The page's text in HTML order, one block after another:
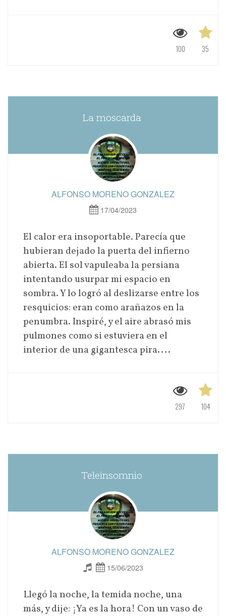
35
100
La moscarda
ALFONSO MORENO GONZALEZ
17/04/2023
El calor era insoportable. Parecía que
hubieran dejado la puerta del infierno
abierta. El sol vapuleaba la persiana
intentando usurpar mi espacio en
sombra. Y lo logró al deslizarse entre los
resquicios: eran como arañazos en la
penumbra. Inspiré, y el aire abrasó mis
pulmones como si estuviera en el
interior de una gigantesca pira....
104
297
Teleinsomnio
ALFONSO MORENO GONZALEZ
15/06/2023
Llegó la noche, la temida noche, una
más, y dije: ¡Ya es la hora! Con un vaso de